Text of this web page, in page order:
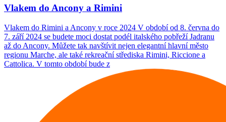
Vlakem do Ancony a Rimini
Vlakem do Rimini a Ancony v roce 2024 V období od 8. června do
7. září 2024 se budete moci dostat podél italského pobřeží Jadranu
až do Ancony. Můžete tak navštívit nejen elegantní hlavní město
regionu Marche, ale také rekreační střediska Rimini, Riccione a
Cattolica. V tomto období bude z